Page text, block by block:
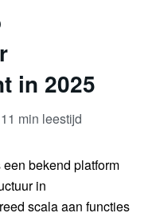
in 2025
11 min leestijd
bekend platform
in
scala aan functies